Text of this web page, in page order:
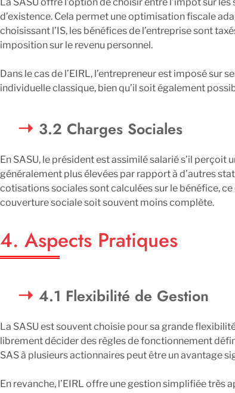
d’existence. Cela permet une optimisation fiscale
choisissant l’IS, les bénéfices de l’entreprise sont
imposition sur le revenu personnel.
Dans le cas de l’EIRL, l’entrepreneur est imposé sur
individuelle classique, bien qu’il soit également
3.2 Charges Sociales
En SASU, le président est assimilé salarié s’il
généralement plus élevées par rapport à d’autres
cotisations sociales sont calculées sur le bénéfice,
couverture sociale soit souvent moins complète.
4. Aspects Pratiques
4.1 Flexibilité de Gestion
La SASU est souvent choisie pour sa grande
librement décider des règles de fonctionnement
SAS à plusieurs actionnaires peut être un avantage
En revanche, l’EIRL offre une gestion simplifiée très